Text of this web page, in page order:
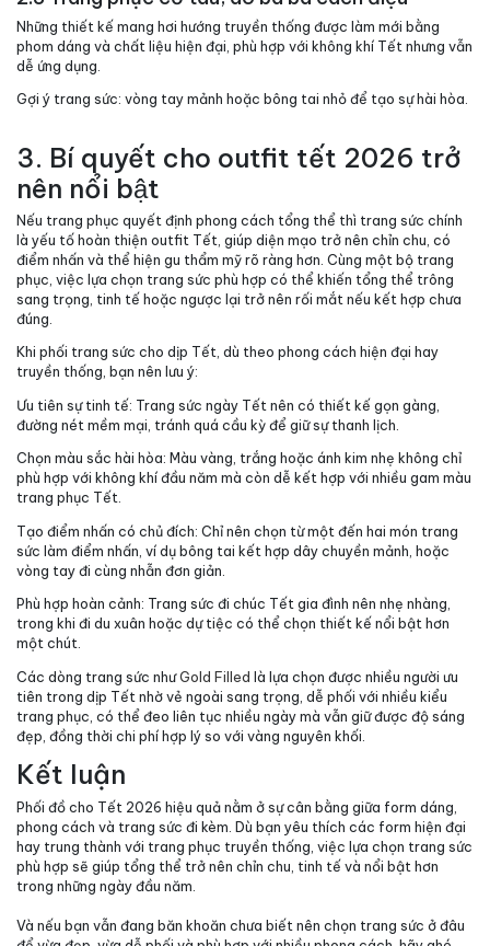
Những thiết kế mang hơi hướng truyền thống được làm mới bằng
phom dáng và chất liệu hiện đại, phù hợp với không khí Tết nhưng vẫn
dễ ứng dụng.
Gợi ý trang sức: vòng tay mảnh hoặc bông tai nhỏ để tạo sự hài hòa.
3. Bí quyết cho outfit tết 2026 trở
nên nổi bật
Nếu trang phục quyết định phong cách tổng thể thì trang sức chính
là yếu tố hoàn thiện outfit Tết, giúp diện mạo trở nên chỉn chu, có
điểm nhấn và thể hiện gu thẩm mỹ rõ ràng hơn. Cùng một bộ trang
phục, việc lựa chọn trang sức phù hợp có thể khiến tổng thể trông
sang trọng, tinh tế hoặc ngược lại trở nên rối mắt nếu kết hợp chưa
đúng.
Khi phối trang sức cho dịp Tết, dù theo phong cách hiện đại hay
truyền thống, bạn nên lưu ý:
Ưu tiên sự tinh tế: Trang sức ngày Tết nên có thiết kế gọn gàng,
đường nét mềm mại, tránh quá cầu kỳ để giữ sự thanh lịch.
Chọn màu sắc hài hòa: Màu vàng, trắng hoặc ánh kim nhẹ không chỉ
phù hợp với không khí đầu năm mà còn dễ kết hợp với nhiều gam màu
trang phục Tết.
Tạo điểm nhấn có chủ đích: Chỉ nên chọn từ một đến hai món trang
sức làm điểm nhấn, ví dụ bông tai kết hợp dây chuyền mảnh, hoặc
vòng tay đi cùng nhẫn đơn giản.
Phù hợp hoàn cảnh: Trang sức đi chúc Tết gia đình nên nhẹ nhàng,
trong khi đi du xuân hoặc dự tiệc có thể chọn thiết kế nổi bật hơn
một chút.
Các dòng trang sức nhưGold Filled là lựa chọn được nhiều người ưu
tiên trong dịp Tết nhờ vẻ ngoài sang trọng, dễ phối với nhiều kiểu
trang phục, có thể đeo liên tục nhiều ngày mà vẫn giữ được độ sáng
đẹp, đồng thời chi phí hợp lý so với vàng nguyên khối.
Kết luận
Phối đồ cho Tết 2026 hiệu quả nằm ở sự cân bằng giữa form dáng,
phong cách và trang sức đi kèm. Dù bạn yêu thích các form hiện đại
hay trung thành với trang phục truyền thống, việc lựa chọn trang sức
phù hợp sẽ giúp tổng thể trở nên chỉn chu, tinh tế và nổi bật hơn
trong những ngày đầu năm.
Và nếu bạn vẫn đang băn khoăn chưa biết nên chọn trang sức ở đâu